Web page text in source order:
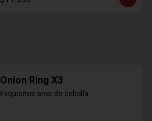
Onion Ring X3
Exquisitos aros de cebolla